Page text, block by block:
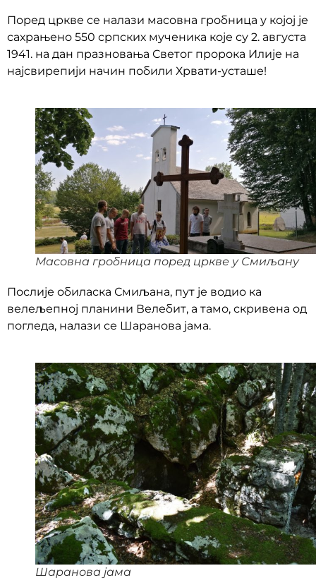
Поред цркве се налази масовна гробница у којој је
сахрањено 550 српских мученика које су 2. августа
1941. на дан празновања Светог пророка Илије на
најсвирепији начин побили Хрвати-усташе!
Масовна гробница поред цркве у Смиљану
Послије обиласка Смиљана, пут је водио ка
велељепној планини Велебит, а тамо, скривена од
погледа, налази се Шаранова јама.
Шаранова јама